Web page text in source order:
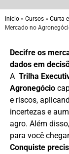
Início » Cursos » Curta
Mercado no
Decifre os
dados em
A Trilha
Agronegócio
e riscos,
incertezas e
agro. Além
para você
Conquiste